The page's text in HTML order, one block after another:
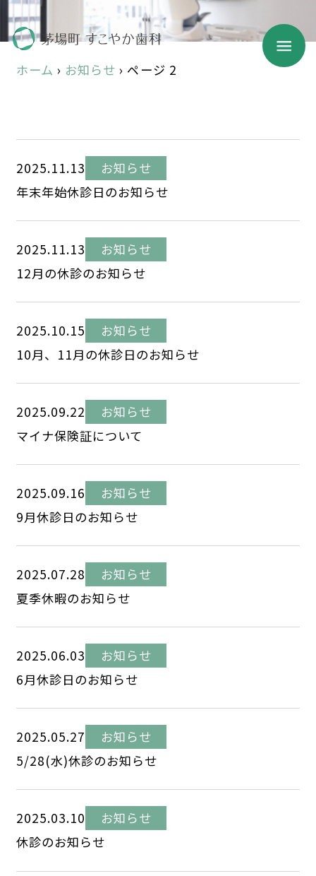
ホーム › お知らせ › ページ 2
2025.11.13
お知らせ
年末年始休診日のお知らせ
2025.11.13
お知らせ
12月の休診のお知らせ
2025.10.15
お知らせ
10月、11月の休診日のお知らせ
2025.09.22
お知らせ
マイナ保険証について
2025.09.16
お知らせ
9月休診日のお知らせ
2025.07.28
お知らせ
夏季休暇のお知らせ
2025.06.03
お知らせ
6月休診日のお知らせ
2025.05.27
お知らせ
5/28(水)休診のお知らせ
2025.03.10
お知らせ
休診のお知らせ